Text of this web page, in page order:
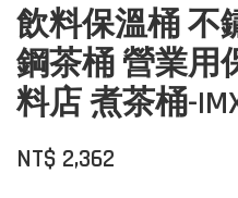
飲料保溫桶 不
鋼茶桶 營業用
料店 煮茶桶-
NT$ 2,362